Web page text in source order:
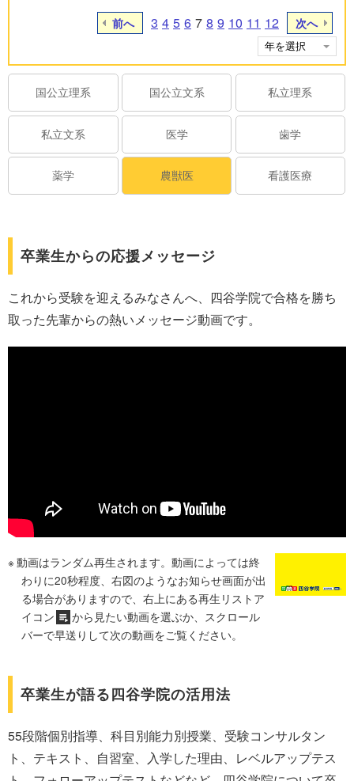
前へ 3 4 5 6 7 8 9 10 11 12 次へ
国公立理系 国公立文系 私立理系
私立文系 医学 歯学
薬学 農獣医 看護医療
卒業生からの応援メッセージ
これから受験を迎えるみなさんへ、四谷学院で合格を勝ち
取った先輩からの熱いメッセージ動画です。
動画はランダム再生されます。動画によっては終
わりに20秒程度、右図のようなお知らせ画面が出
る場合がありますので、右上にある再生リストア
イコン
から見たい動画を選ぶか、スクロール
バーで早送りして次の動画をご覧ください。
卒業生が語る四谷学院の活用法
55段階個別指導、科目別能力別授業、受験コンサルタン
ト、テキスト、自習室、入学した理由、レベルアップテス